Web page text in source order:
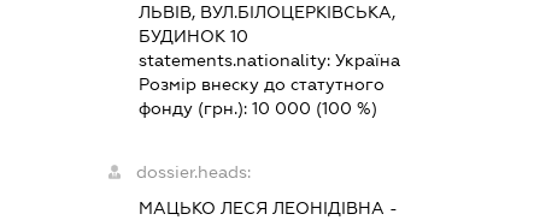
ЛЬВІВ, ВУЛ.БІЛОЦЕРКІВСЬКА,
БУДИНОК 10
statements.nationality: Україна
Розмір внеску до статутного
фонду (грн.): 10 000 (100 %)
dossier.heads:
МАЦЬКО ЛЕСЯ ЛЕОНІДІВНА -